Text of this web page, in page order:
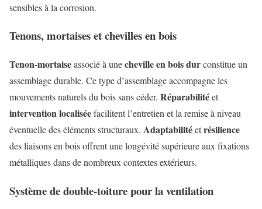
sensibles à la corrosion.
Tenons, mortaises et chevilles en bois
Tenon-mortaiseassocié à unecheville en bois durconstitue un
assemblage durable. Ce type d’assemblage accompagne les
mouvements naturels du bois sans céder. Réparabilitéet
intervention localiséefacilitent l’entretien et la remise à niveau
éventuelle des éléments structuraux. Adaptabilitéetrésilience
des liaisons en bois offrent une longévité supérieure aux fixations
métalliques dans de nombreux contextes extérieurs.
Système de double-toiture pour la ventilation